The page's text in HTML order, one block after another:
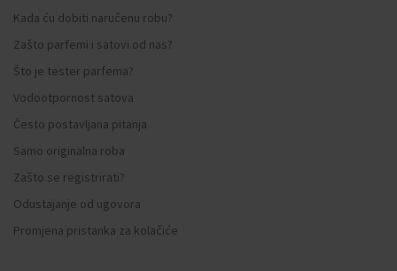
Kada ću dobiti naručenu robu?
Zašto parfemi i satovi od nas?
Što je tester parfema?
Vodootpornost satova
Često postavljana pitanja
Samo originalna roba
Zašto se registrirati?
Odustajanje od ugovora
Promjena pristanka za kolačiće